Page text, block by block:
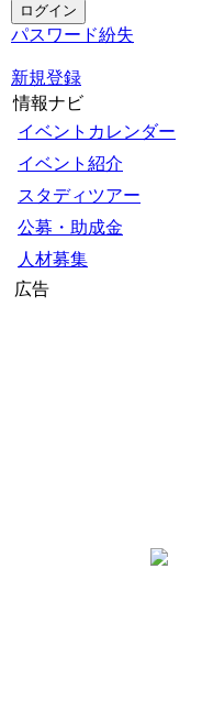
パスワード紛失
新規登録
情報ナビ
イベントカレンダー
イベント紹介
スタディツアー
公募・助成金
人材募集
広告